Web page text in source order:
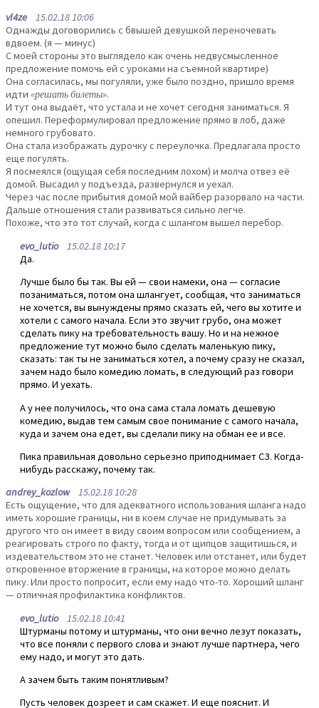
vl4ze 15.02.18 10:06
Однажды договорились с бвышей девушкой переночевать
вдвоем. (я — минус)
С моей стороны это выглядело как очень недвусмысленное
предложение помочь ей с уроками на съемной квартире)
Она согласилась, мы погуляли, уже было поздно, пришло время
идти «решать билеты».
И тут она выдаёт, что устала и не хочет сегодня заниматься. Я
опешил. Переформулировал предложение прямо в лоб, даже
немного грубовато.
Она стала изображать дурочку с переулочка. Предлагала просто
еще погулять.
Я посмеялся (ощущая себя последним лохом) и молча отвез её
домой. Высадил у подъезда, развернулся и уехал.
Через час после прибытия домой мой вайбер разорвало на части.
Дальше отношения стали развиваться сильно легче.
Похоже, что это тот случай, когда с шлангом вышел перебор.
evo_lutio15.02.18 10:17
Да.
Лучше было бы так. Вы ей — свои намеки, она — согласие
позаниматься, потом она шлангует, сообщая, что заниматься
не хочется, вы вынуждены прямо сказать ей, чего вы хотите и
хотели с самого начала. Если это звучит грубо, она может
сделать пику на требовательность вашу. Но и на нежное
предложение тут можно было сделать маленькую пику,
сказать: так ты не заниматься хотел, а почему сразу не сказал,
зачем надо было комедию ломать, в следующий раз говори
прямо. И уехать.
А у нее получилось, что она сама стала ломать дешевую
комедию, выдав тем самым свое понимание с самого начала,
куда и зачем она едет, вы сделали пику на обман ее и все.
Пика правильная довольно серьезно приподнимает СЗ. Когда-
нибудь расскажу, почему так.
andrey_kozlow15.02.18 10:28
Есть ощущение, что для адекватного использования шланга надо
иметь хорошие границы, ни в коем случае не придумывать за
другого что он имеет в виду своим вопросом или сообщением, а
реагировать строго по факту, тогда и от щипцов защитишься, и
издевательством это не станет. Человек или отстанет, или будет
откровенное вторжение в границы, на которое можно делать
пику. Или просто попросит, если ему надо что-то. Хороший шланг
— отличная профилактика конфликтов.
evo_lutio15.02.18 10:41
Штурманы потому и штурманы, что они вечно лезут показать,
что все поняли с первого слова и знают лучше партнера, чего
ему надо, и могут это дать.
А зачем быть таким понятливым?
Пусть человек дозреет и сам скажет. И еще пояснит. И